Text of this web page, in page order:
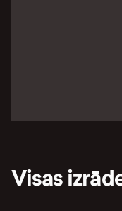
Visas